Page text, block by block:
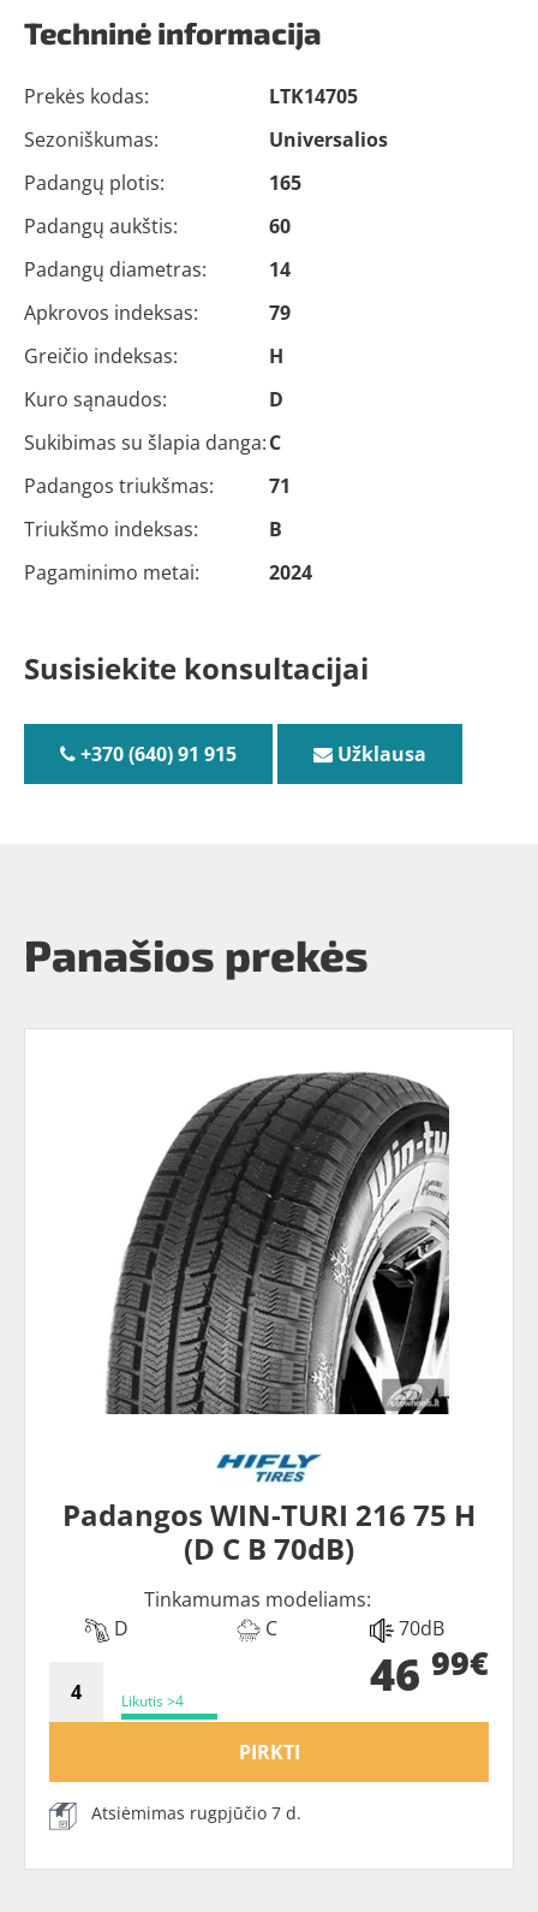
Techninė informacija
Prekės kodas:
LTK14705
Sezoniškumas:
Universalios
Padangų plotis:
165
Padangų aukštis:
60
Padangų diametras:
14
Apkrovos indeksas:
79
Greičio indeksas:
H
Kuro sąnaudos:
D
Sukibimas su šlapia danga:C
Padangos triukšmas:
71
Triukšmo indeksas:
B
Pagaminimo metai:
2024
Susisiekite konsultacijai
+370 (640) 91 915 Užklausa
Panašios prekės
Padangos WIN-TURI 216 75 H
(D C B 70dB)
Tinkamumas modeliams:
D
C 70dB
Likutis >4 46 99€
PIRKTI
Atsiėmimas rugpjūčio 7 d.